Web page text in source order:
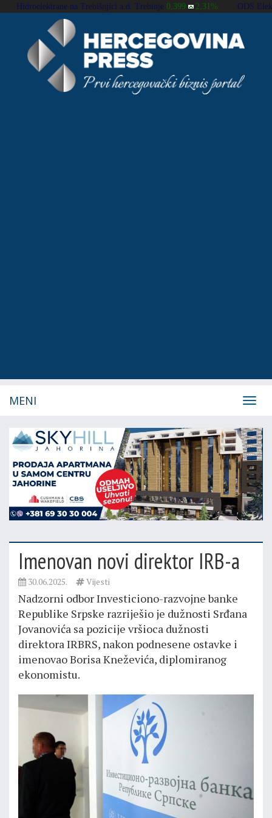
MENI
Imenovan novi direktor IRB-a
30.06.2025. Vijesti
Nadzorni odbor Investiciono-razvojne banke
Republike Srpske razriješio je dužnosti Srđana
Jovanovića sa pozicije vršioca dužnosti
direktora IRBRS, nakon podnesene ostavke i
imenovao Borisa Кneževića, diplomiranog
ekonomistu.